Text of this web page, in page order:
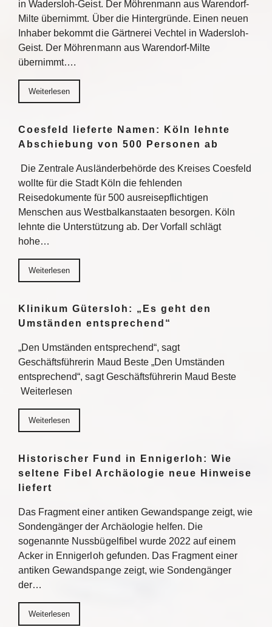
in Wadersloh-Geist. Der Möhrenmann aus Warendorf-
Milte übernimmt. Über die Hintergründe. Einen neuen
Inhaber bekommt die Gärtnerei Vechtel in Wadersloh-
Geist. Der Möhrenmann aus Warendorf-Milte
übernimmt….
Weiterlesen
Coesfeld lieferte Namen: Köln lehnte
Abschiebung von 500 Personen ab
Die Zentrale Ausländerbehörde des Kreises Coesfeld
wollte für die Stadt Köln die fehlenden
Reisedokumente für 500 ausreisepflichtigen
Menschen aus Westbalkanstaaten besorgen. Köln
lehnte die Unterstützung ab. Der Vorfall schlägt
hohe…
Weiterlesen
Klinikum Gütersloh: „Es geht den
Umständen entsprechend“
„Den Umständen entsprechend“, sagt
Geschäftsführerin Maud Beste „Den Umständen
entsprechend“, sagt Geschäftsführerin Maud Beste
Weiterlesen
Weiterlesen
Historischer Fund in Ennigerloh: Wie
seltene Fibel Archäologie neue Hinweise
liefert
Das Fragment einer antiken Gewandspange zeigt, wie
Sondengänger der Archäologie helfen. Die
sogenannte Nussbügelfibel wurde 2022 auf einem
Acker in Ennigerloh gefunden. Das Fragment einer
antiken Gewandspange zeigt, wie Sondengänger
der…
Weiterlesen